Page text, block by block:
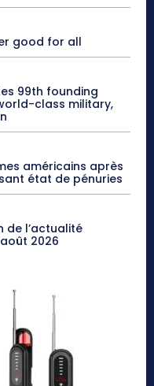
good for all
99th founding
class military,
américains après
état de pénuries
de l’actualité
2026